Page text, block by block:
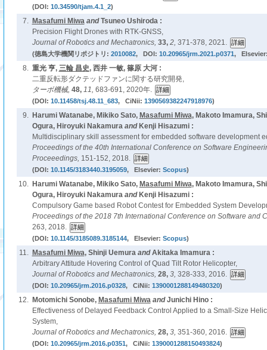
(DOI: 10.34590/tjam.4.1_2)
7. Masafumi MiwaandTsuneo Ushiroda :
Precision Flight Drones with RTK-GNSS,
Journal of Robotics and Mechatronics, 33, 2, 371-378, 2021.
(徳島大学機関リポジトリ: 2010082, DOI: 10.20965/jrm.2021.p0371,
8. 重光 亨, 三輪 昌史, 西井 一敏, 篠原 大河 :
二重反転形ダクテッドファンに関する研究開発,
ターボ機械, 48, 11, 683-691, 2020年.
(DOI: 10.11458/tsj.48.11_683, CiNii: 1390569382247918976)
9. Harumi Watanabe, Mikiko Sato, Masafumi Miwa, Makoto Imamura,
Ogura, Hiroyuki Nakamuraand Kenji Hisazumi :
Multidisciplinary skill assessment for embedded software development
Proceedings of the 40th International Conference on Software
Proceeedings, 151-152, 2018.
(DOI: 10.1145/3183440.3195059, Elsevier: Scopus)
10. Harumi Watanabe, Mikiko Sato, Masafumi Miwa, Makoto Imamura,
Ogura, Hiroyuki Nakamuraand Kenji Hisazumi :
Compulsory Game based Robot Contest for Embedded System
Proceedings of the 2018 7th International Conference on Software and
263, 2018.
(DOI: 10.1145/3185089.3185144, Elsevier: Scopus)
11. Masafumi Miwa, Shinji UemuraandAkitaka Imamura :
Arbitrary Attitude Hovering Control of Quad Tilt Rotor Helicopter,
Journal of Robotics and Mechatronics, 28, 3, 328-333, 2016.
(DOI: 10.20965/jrm.2016.p0328, CiNii: 1390001288149480320)
12. Motomichi Sonobe, Masafumi MiwaandJunichi Hino :
Effectiveness of Delayed Feedback Control Applied to a Small-Size
System,
Journal of Robotics and Mechatronics, 28, 3, 351-360, 2016.
(DOI: 10.20965/jrm.2016.p0351, CiNii: 1390001288150493824)